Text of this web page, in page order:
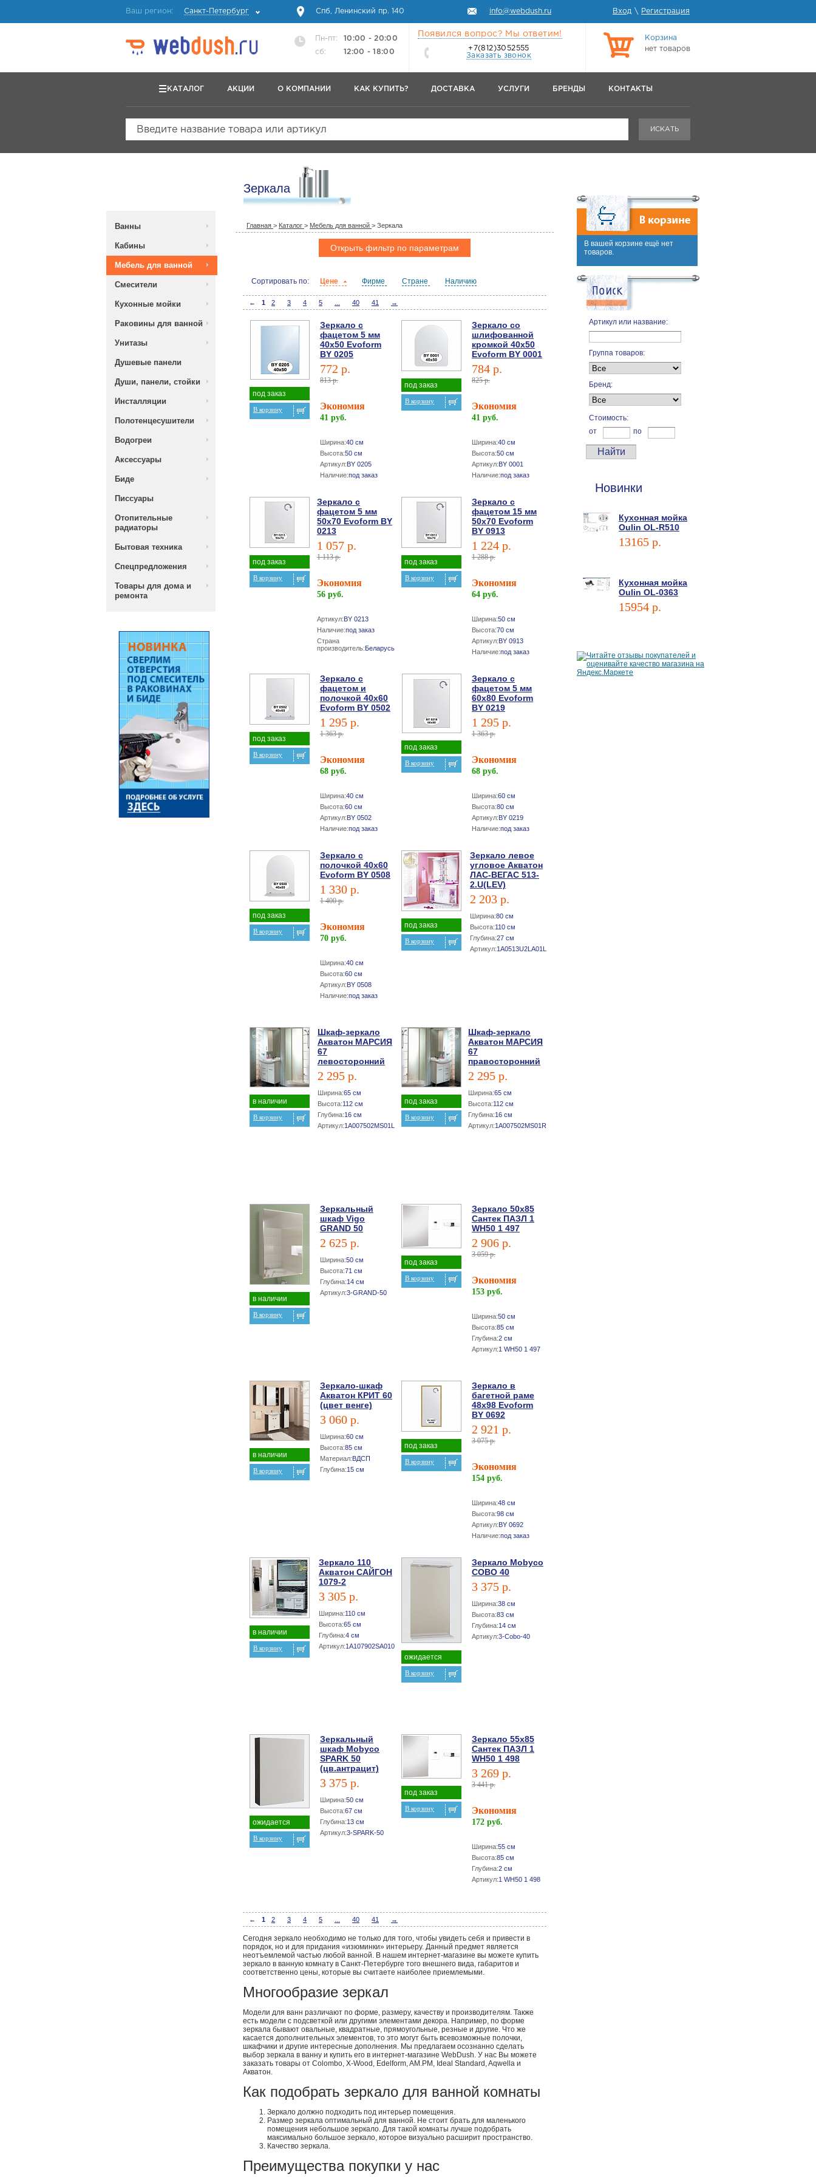
Ваш регион: Санкт-Петербург Спб, Ленинский пр. 140 info@webdush.ru Вход \ Регистрация
Пн-пт:
10:00 - 20:00
сб:
12:00 - 18:00
Появился вопрос? Мы ответим!
+7(812)3052555
Заказать звонок
Корзина
нет товаров
КАТАЛОГ АКЦИИ О КОМПАНИИ КАК КУПИТЬ? ДОСТАВКА УСЛУГИ БРЕНДЫ КОНТАКТЫ
Введите название товара или артикул ИСКАТЬ
Зеркала
Ванны
Кабины
Мебель для ванной
Смесители
Кухонные мойки
Раковины для ванной
Унитазы
Душевые панели
Души, панели, стойки
Инсталляции
Полотенцесушители
Водогреи
Аксессуары
Биде
Писсуары
Отопительные
радиаторы
Бытовая техника
Спецпредложения
Товары для дома и
ремонта
Главная > Каталог > Мебель для ванной > Зеркала
Открыть фильтр по параметрам
Сортировать по: Цене Фирме Стране Наличию
← 1 2 3 4 5 40 41 →
под заказ
В корзину
Зеркало с
фацетом 5 мм
40х50 Evoform
BY 0205
772 р.
813 р.
Экономия
41 руб.
Ширина:40 см
Высота:50 см
Артикул:BY 0205
Наличие:под заказ
под заказ
В корзину
Зеркало со
шлифованной
кромкой 40х50
Evoform BY 0001
784 р.
825 р.
Экономия
41 руб.
Ширина:40 см
Высота:50 см
Артикул:BY 0001
Наличие:под заказ
под заказ
В корзину
Зеркало с
фацетом 5 мм
50х70 Evoform BY
0213
1 057 р.
1 113 р.
Экономия
56 руб.
Артикул:BY 0213
Наличие:под заказ
Страна
производитель:Беларусь
под заказ
В корзину
Зеркало с
фацетом 15 мм
50х70 Evoform
BY 0913
1 224 р.
1 288 р.
Экономия
64 руб.
Ширина:50 см
Высота:70 см
Артикул:BY 0913
Наличие:под заказ
под заказ
В корзину
Зеркало с
фацетом и
полочкой 40х60
Evoform BY 0502
1 295 р.
1 363 р.
Экономия
68 руб.
Ширина:40 см
Высота:60 см
Артикул:BY 0502
Наличие:под заказ
под заказ
В корзину
Зеркало с
фацетом 5 мм
60х80 Evoform
BY 0219
1 295 р.
1 363 р.
Экономия
68 руб.
Ширина:60 см
Высота:80 см
Артикул:BY 0219
Наличие:под заказ
под заказ
В корзину
Зеркало с
полочкой 40х60
Evoform BY 0508
1 330 р.
1 400 р.
Экономия
70 руб.
Ширина:40 см
Высота:60 см
Артикул:BY 0508
Наличие:под заказ
под заказ
В корзину
Зеркало левое
угловое Акватон
ЛАС-ВЕГАС 513-
2.U(LEV)
2 203 р.
Ширина:80 см
Высота:110 см
Глубина:27 см
Артикул:1A0513U2LA01L
в наличии
В корзину
Шкаф-зеркало
Акватон МАРСИЯ
67
левосторонний
2 295 р.
Ширина:65 см
Высота:112 см
Глубина:16 см
Артикул:1A007502MS01L
под заказ
В корзину
Шкаф-зеркало
Акватон МАРСИЯ
67
правосторонний
2 295 р.
Ширина:65 см
Высота:112 см
Глубина:16 см
Артикул:1A007502MS01R
в наличии
В корзину
Зеркальный
шкаф Vigo
GRAND 50
2 625 р.
Ширина:50 см
Высота:71 см
Глубина:14 см
Артикул:3-GRAND-50
под заказ
В корзину
Зеркало 50х85
Сантек ПАЗЛ 1
WH50 1 497
2 906 р.
3 059 р.
Экономия
153 руб.
Ширина:50 см
Высота:85 см
Глубина:2 см
Артикул:1 WH50 1 497
в наличии
В корзину
Зеркало-шкаф
Акватон КРИТ 60
(цвет венге)
3 060 р.
Ширина:60 см
Высота:85 см
Материал:ВДСП
Глубина:15 см
под заказ
В корзину
Зеркало в
багетной раме
48х98 Evoform
BY 0692
2 921 р.
3 075 р.
Экономия
154 руб.
Ширина:48 см
Высота:98 см
Артикул:BY 0692
Наличие:под заказ
в наличии
В корзину
Зеркало 110
Акватон САЙГОН
1079-2
3 305 р.
Ширина:110 см
Высота:65 см
Глубина:4 см
Артикул:1A107902SA010
ожидается
В корзину
Зеркало Mobyco
COBO 40
3 375 р.
Ширина:38 см
Высота:83 см
Глубина:14 см
Артикул:3-Cobo-40
ожидается
В корзину
Зеркальный
шкаф Mobyco
SPARK 50
(цв.антрацит)
3 375 р.
Ширина:50 см
Высота:67 см
Глубина:13 см
Артикул:3-SPARK-50
под заказ
В корзину
Зеркало 55х85
Сантек ПАЗЛ 1
WH50 1 498
3 269 р.
3 441 р.
Экономия
172 руб.
Ширина:55 см
Высота:85 см
Глубина:2 см
Артикул:1 WH50 1 498
← 1 2 3 4 5 40 41 →
Сегодня зеркало необходимо не только для того, чтобы увидеть себя и привести в
порядок, но и для придания «изюминки» интерьеру. Данный предмет является
неотъемлемой частью любой ванной. В нашем интернет-магазине вы можете купить
зеркало в ванную комнату в Санкт-Петербурге того внешнего вида, габаритов и
соответственно цены, которые вы считаете наиболее приемлемыми.
Многообразие зеркал
Модели для ванн различают по форме, размеру, качеству и производителям. Также
есть модели с подсветкой или другими элементами декора. Например, по форме
зеркала бывают овальные, квадратные, прямоугольные, резные и другие. Что же
касается дополнительных элементов, то это могут быть всевозможные полочки,
шкафчики и другие интересные дополнения. Мы предлагаем осознанно сделать
выбор зеркала в ванну и купить его в интернет-магазине WebDush. У нас Вы можете
заказать товары от Colombo, X-Wood, Edelform, AM.PM, Ideal Standard, Aqwella и
Акватон.
Как подобрать зеркало для ванной комнаты
Зеркало должно подходить под интерьер помещения.
Размер зеркала оптимальный для ванной. Не стоит брать для маленького
помещения небольшое зеркало. Для такой комнаты лучше подобрать
максимально большое зеркало, которое визуально расширит пространство.
Качество зеркала.
Преимущества покупки у нас
В вашей корзине ещё нет
товаров.
Артикул или название:
Группа товаров:
Бренд:
Стоимость:
от
по
Новинки
Кухонная мойка
Oulin OL-R510
13165 p.
Кухонная мойка
Oulin OL-0363
15954 p.